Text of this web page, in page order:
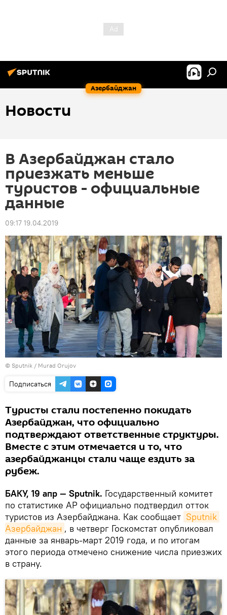
Азербайджан
Новости
В Азербайджан стало
приезжать меньше
туристов - официальные
данные
09:17 19.04.2019
© Sputnik / Murad Orujov
Подписаться
Туристы стали постепенно покидать
Азербайджан, что официально
подтверждают ответственные структуры.
Вместе с этим отмечается и то, что
азербайджанцы стали чаще ездить за
рубеж.
БАКУ, 19 апр — Sputnik. Государственный комитет
по статистике АР официально подтвердил отток
туристов из Азербайджана. Как сообщает Sputnik
Азербайджан , в четверг Госкомстат опубликовал
данные за январь-март 2019 года, и по итогам
этого периода отмечено снижение числа приезжих
в страну.